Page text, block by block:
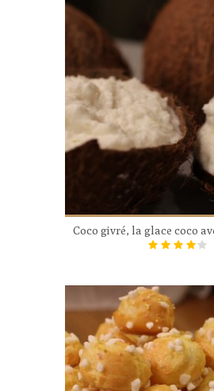
Coco givré, la glace coco